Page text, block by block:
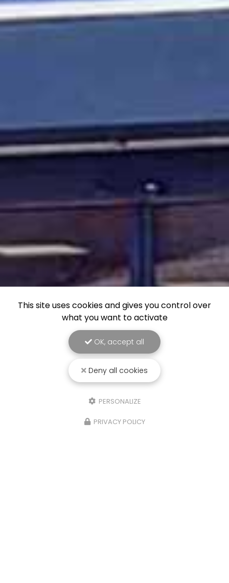
This site uses cookies and gives you control over
what you want to activate
OK, accept all
Deny all cookies
PERSONALIZE
PRIVACY POLICY